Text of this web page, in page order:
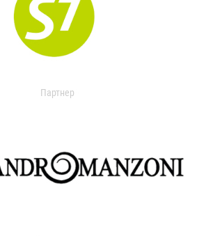
Партнер